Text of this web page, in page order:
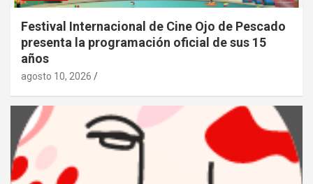
Festival Internacional de Cine Ojo de Pescado
presenta la programación oficial de sus 15
años
agosto 10, 2026